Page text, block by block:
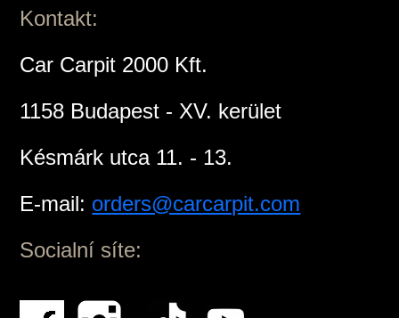
Kontakt:
Car Carpit 2000 Kft.
1158 Budapest - XV. kerület
Késmárk utca 11. - 13.
E-mail: orders@carcarpit.com
Socialní síte: